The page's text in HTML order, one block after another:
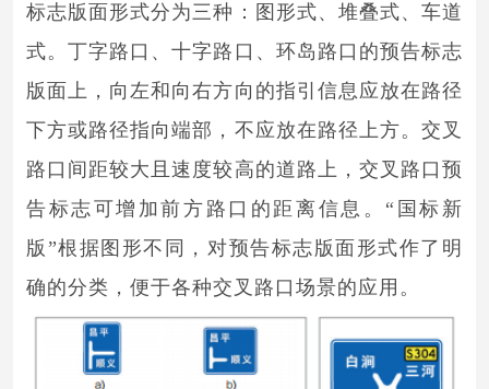
标志版面形式分为三种：图形式、堆叠式、车道
式。丁字路口、十字路口、环岛路口的预告标志
版面上，向左和向右方向的指引信息应放在路径
下方或路径指向端部，不应放在路径上方。交叉
路口间距较大且速度较高的道路上，交叉路口预
告标志可增加前方路口的距离信息。“国标新
版”根据图形不同，对预告标志版面形式作了明
确的分类，便于各种交叉路口场景的应用。